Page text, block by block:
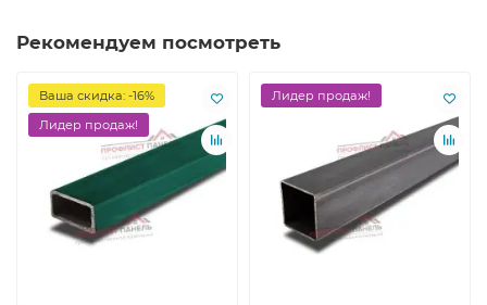
Рекомендуем посмотреть
Ваша скидка: -16%
Лидер продаж!
Лидер продаж!